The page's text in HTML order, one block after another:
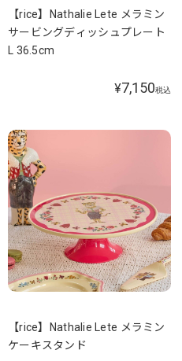
【rice】Nathalie Lete メラミン
サービングディッシュプレート
L 36.5cm
¥7,150税込
【rice】Nathalie Lete メラミン
ケーキスタンド